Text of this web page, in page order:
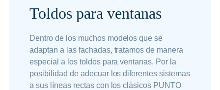
Toldos para ventanas
Dentro de los muchos modelos que se
adaptan a las fachadas, tratamos de manera
especial a los toldos para ventanas. Por la
posibilidad de adecuar los diferentes sistemas
a sus líneas rectas con los clásicos PUNTO